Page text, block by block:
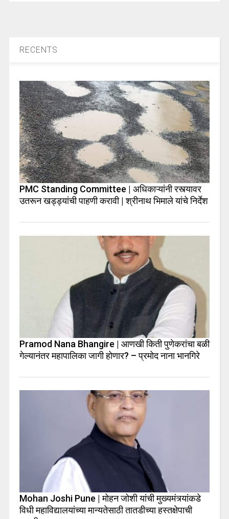
RECENTS
PMC Standing Committee | अधिकाऱ्यांनी रस्त्यावर
उतरून खड्ड्यांची पाहणी करावी | श्रीनाथ भिमाले यांचे निर्देश
Pramod Nana Bhangire | आणखी किती पुणेकरांचा बळी
गेल्यानंतर महापालिका जागी होणार? – प्रमोद नाना भानगिरे
Mohan Joshi Pune | मोहन जोशी यांची मुख्यमंत्र्यांकडे
विधी महाविद्यालयांच्या मान्यतेसाठी तातडीच्या हस्तक्षेपाची